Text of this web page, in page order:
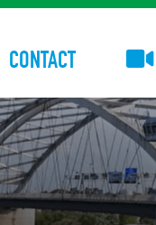
CONTACT